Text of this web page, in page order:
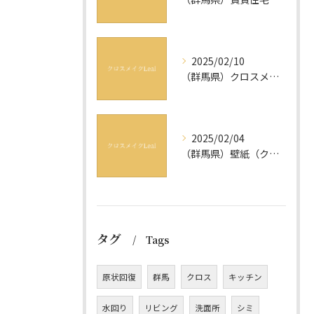
2025/02/10
（群馬県）クロスメイクは消臭・抗菌効果も期待ができる？
2025/02/04
（群馬県）壁紙（クロス）の塗り替えと張り替えの違いは？
タグ Tags
原状回復 群馬 クロス キッチン
水回り リビング 洗面所 シミ